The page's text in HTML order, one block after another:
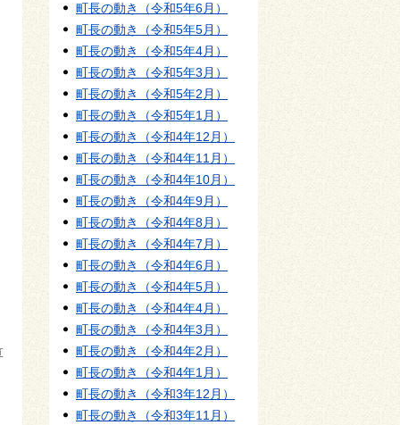
町長の動き（令和5年6月）
町長の動き（令和5年5月）
町長の動き（令和5年4月）
町長の動き（令和5年3月）
町長の動き（令和5年2月）
町長の動き（令和5年1月）
町長の動き（令和4年12月）
町長の動き（令和4年11月）
町長の動き（令和4年10月）
町長の動き（令和4年9月）
町長の動き（令和4年8月）
町長の動き（令和4年7月）
町長の動き（令和4年6月）
町長の動き（令和4年5月）
町長の動き（令和4年4月）
町長の動き（令和4年3月）
町長の動き（令和4年2月）
町長の動き（令和4年1月）
町長の動き（令和3年12月）
町長の動き（令和3年11月）